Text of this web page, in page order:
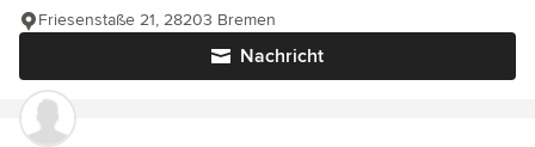
Nachricht
Friesenstaße 21, 28203 Bremen